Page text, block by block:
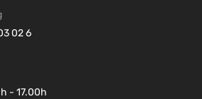
02 6
- 17.00h